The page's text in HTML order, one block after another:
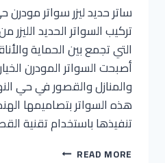
ساتر حديد ليزر سواتر
تركيب السواتر الحديد
التي تجمع بين الحماية
أصبحت السواتر المودرن
والمنازل والقصور في حي
هذه السواتر بتصاميمها
تنفيذها باستخدام تقنية
READ MORE